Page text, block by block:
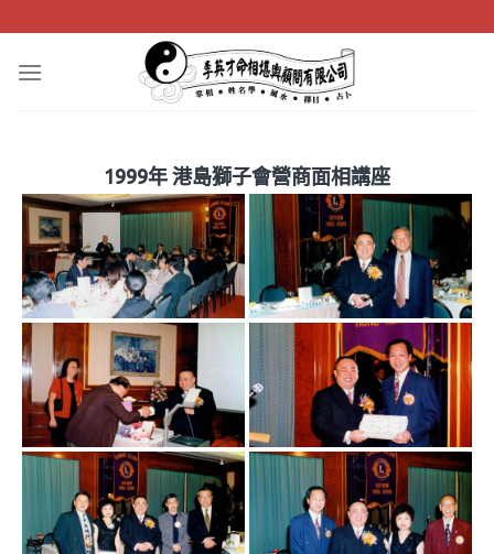
to
content
1999年 港島獅子會營商面相講座